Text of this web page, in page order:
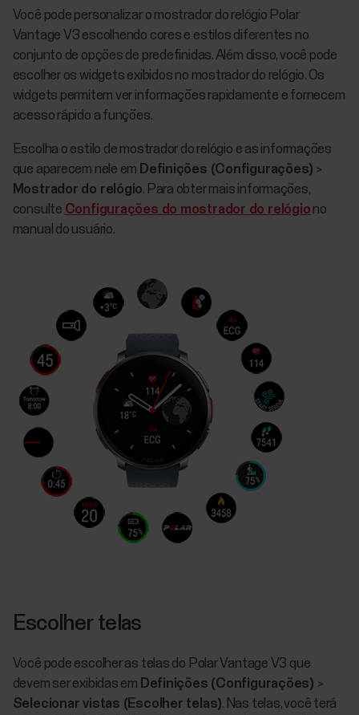
Você pode personalizar o mostrador do relógio Polar
Vantage V3 escolhendo cores e estilos diferentes no
conjunto de opções de predefinidas. Além disso, você pode
escolher os widgets exibidos no mostrador do relógio. Os
widgets permitem ver informações rapidamente e fornecem
acesso rápido a funções.
Escolha o estilo de mostrador do relógio e as informações
que aparecem nele em Definições (Configurações) >
Mostrador do relógio. Para obter mais informações,
consulte Configurações do mostrador do relógio no
manual do usuário.
Escolher telas
Você pode escolher as telas do Polar Vantage V3 que
devem ser exibidas em Definições (Configurações) >
Selecionar vistas (Escolher telas). Nas telas, você terá